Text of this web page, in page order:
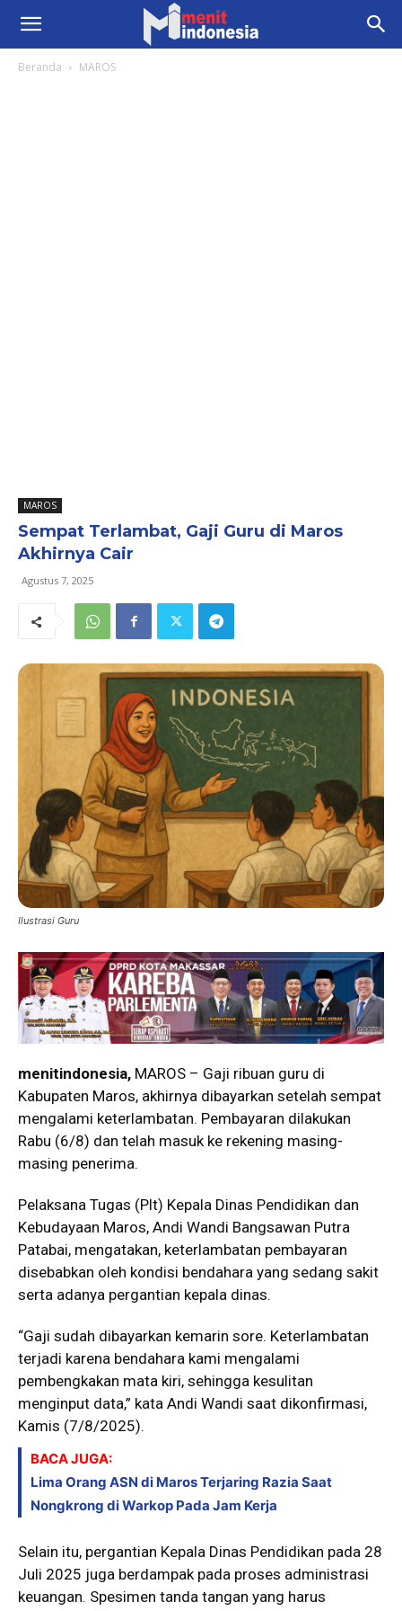
Beranda MAROS
MAROS
Sempat Terlambat, Gaji Guru di Maros
Akhirnya Cair
Agustus 7, 2025
Ilustrasi Guru
menitindonesia, MAROS – Gaji ribuan guru di
Kabupaten Maros, akhirnya dibayarkan setelah sempat
mengalami keterlambatan. Pembayaran dilakukan
Rabu (6/8) dan telah masuk ke rekening masing-
masing penerima.
Pelaksana Tugas (Plt) Kepala Dinas Pendidikan dan
Kebudayaan Maros, Andi Wandi Bangsawan Putra
Patabai, mengatakan, keterlambatan pembayaran
disebabkan oleh kondisi bendahara yang sedang sakit
serta adanya pergantian kepala dinas.
“Gaji sudah dibayarkan kemarin sore. Keterlambatan
terjadi karena bendahara kami mengalami
pembengkakan mata kiri, sehingga kesulitan
menginput data,” kata Andi Wandi saat dikonfirmasi,
Kamis (7/8/2025).
BACA JUGA:
Lima Orang ASN di Maros Terjaring Razia Saat
Nongkrong di Warkop Pada Jam Kerja
Selain itu, pergantian Kepala Dinas Pendidikan pada 28
Juli 2025 juga berdampak pada proses administrasi
keuangan. Spesimen tanda tangan yang harus